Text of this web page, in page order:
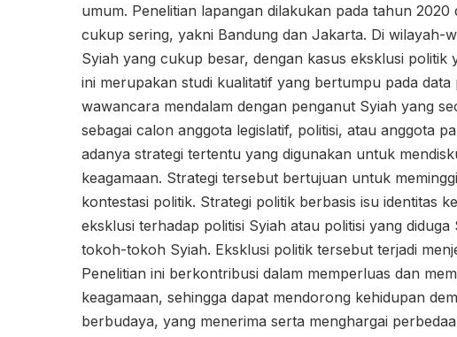
umum. Penelitian lapangan dilakukan pada tahun
cukup sering, yakni Bandung dan Jakarta. Di wilayah-
Syiah yang cukup besar, dengan kasus eksklusi politik
ini merupakan studi kualitatif yang bertumpu pada
wawancara mendalam dengan penganut Syiah yang
sebagai calon anggota legislatif, politisi, atau anggota
adanya strategi tertentu yang digunakan untuk
keagamaan. Strategi tersebut bertujuan untuk
kontestasi politik. Strategi politik berbasis isu identitas
eksklusi terhadap politisi Syiah atau politisi yang
tokoh-tokoh Syiah. Eksklusi politik tersebut terjadi
Penelitian ini berkontribusi dalam memperluas dan
keagamaan, sehingga dapat mendorong kehidupan
berbudaya, yang menerima serta menghargai